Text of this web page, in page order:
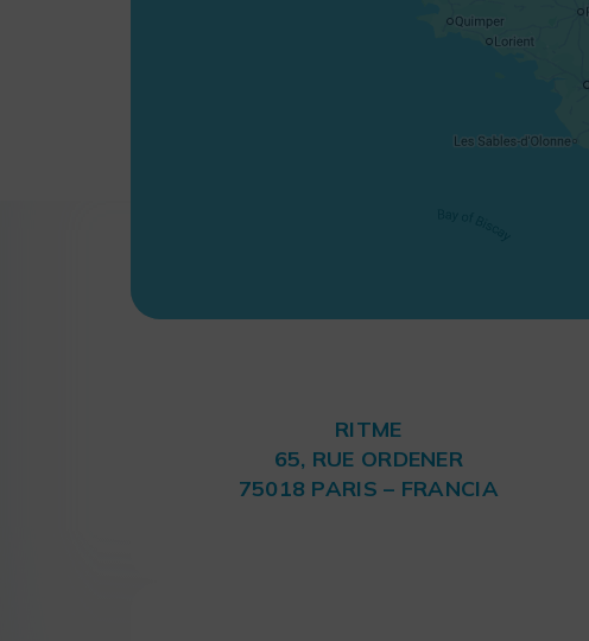
RITME
65, RUE ORDENER
75018 PARIS – FRANCIA